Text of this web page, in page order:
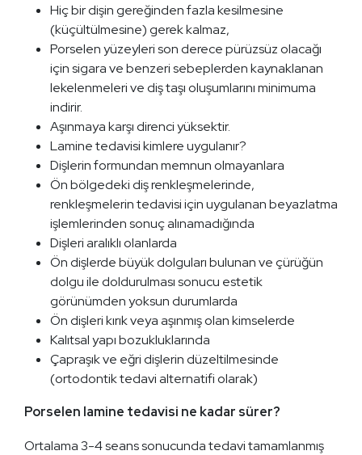
Hiç bir dişin gereğinden fazla kesilmesine
(küçültülmesine) gerek kalmaz,
Porselen yüzeyleri son derece pürüzsüz olacağı
için sigara ve benzeri sebeplerden kaynaklanan
lekelenmeleri ve diş taşı oluşumlarını minimuma
indirir.
Aşınmaya karşı direnci yüksektir.
Lamine tedavisi kimlere uygulanır?
Dişlerin formundan memnun olmayanlara
Ön bölgedeki diş renkleşmelerinde,
renkleşmelerin tedavisi için uygulanan beyazlatma
işlemlerinden sonuç alınamadığında
Dişleri aralıklı olanlarda
Ön dişlerde büyük dolguları bulunan ve çürüğün
dolgu ile doldurulması sonucu estetik
görünümden yoksun durumlarda
Ön dişleri kırık veya aşınmış olan kimselerde
Kalıtsal yapı bozukluklarında
Çapraşık ve eğri dişlerin düzeltilmesinde
(ortodontik tedavi alternatifi olarak)
Porselen lamine tedavisi ne kadar sürer?
Ortalama 3-4 seans sonucunda tedavi tamamlanmış